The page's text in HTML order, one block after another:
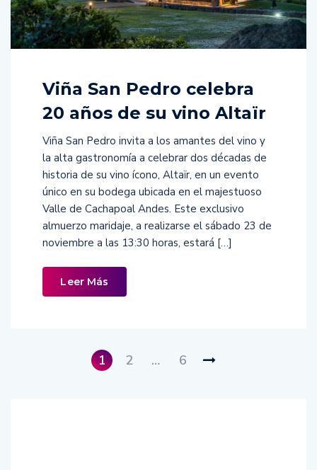
Viña San Pedro celebra
20 años de su vino Altaïr
Viña San Pedro invita a los amantes del vino y
la alta gastronomía a celebrar dos décadas de
historia de su vino ícono, Altaïr, en un evento
único en su bodega ubicada en el majestuoso
Valle de Cachapoal Andes. Este exclusivo
almuerzo maridaje, a realizarse el sábado 23 de
noviembre a las 13:30 horas, estará […]
Leer Más
1 2 … 6